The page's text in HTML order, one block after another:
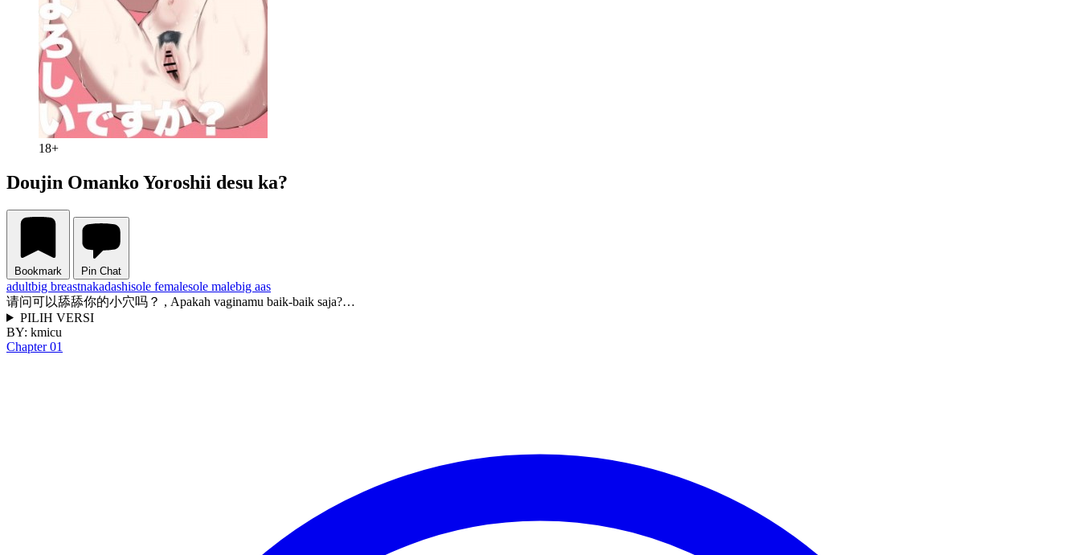
18+
Doujin Omanko Yoroshii desu ka?
Bookmark Pin Chat
adultbig breastnakadashisole femalesole malebig aas
请问可以舔舔你的小穴吗？ , Apakah vaginamu baik-baik saja?…
PILIH VERSI
BY: kmicu
Chapter 01